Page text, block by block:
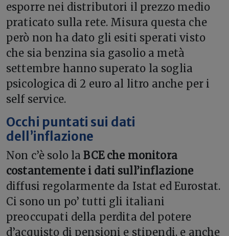
esporre nei distributori il prezzo medio
praticato sulla rete. Misura questa che
però non ha dato gli esiti sperati visto
che sia benzina sia gasolio a metà
settembre hanno superato la soglia
psicologica di 2 euro al litro anche per i
self service.
Occhi puntati sui dati
dell’inflazione
Non c’è solo laBCE che monitora
costantemente i dati sull’inflazione
diffusi regolarmente da Istat ed Eurostat.
Ci sono un po’ tutti gli italiani
preoccupati della perdita del potere
d’acquisto di pensioni e stipendi, e anche